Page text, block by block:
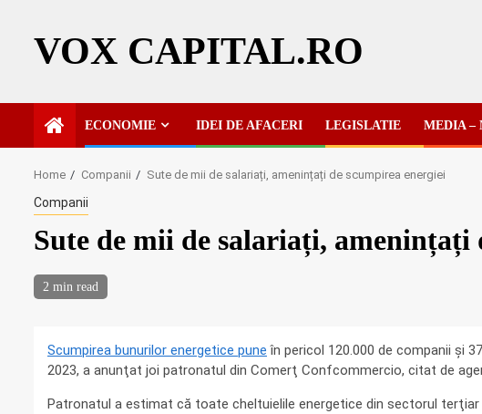
contentVOX CAPITAL.RO
ECONOMIE IDEI DE AFACERI LEGISLATIE MEDIA –
Home Companii Sute de mii de salariați, amenințați de scumpirea energiei
Companii
Sute de mii de salariați, amenințați
2 min read
Scumpirea bunurilor energetice pune în pericol 120.000 de companii şi
2023, a anunţat joi patronatul din Comerţ Confcommercio, citat de
Patronatul a estimat că toate cheltuielile energetice din sectorul